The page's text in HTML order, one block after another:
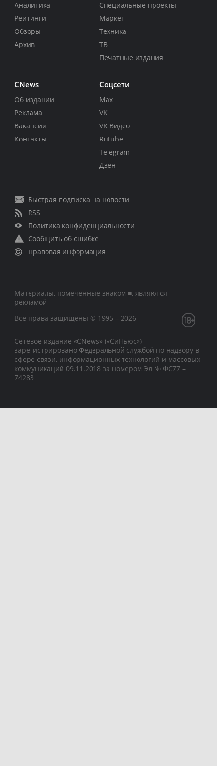
Аналитика
Рейтинги
Обзоры
Архив
Специальные проекты
Маркет
Техника
ТВ
Печатные издания
CNews
Об издании
Реклама
Вакансии
Контакты
Соцсети
Max
VK
VK Видео
Rutube
Telegram
Дзен
Быстрая подписка на новости
RSS
Политика конфиденциальности
Сообщить об ошибке
Правовая информация
Материалы, помеченные знаком ■, являются
рекламой
Все права защищены © 1995 – 2026
Сетевое издание «CNews» («СиНьюс»)
зарегистрировано Федеральной службой по надзору в
сфере связи, информационных технологий и массовых
коммуникаций 09.11.2018 за номером Эл № ФС77 –
74283